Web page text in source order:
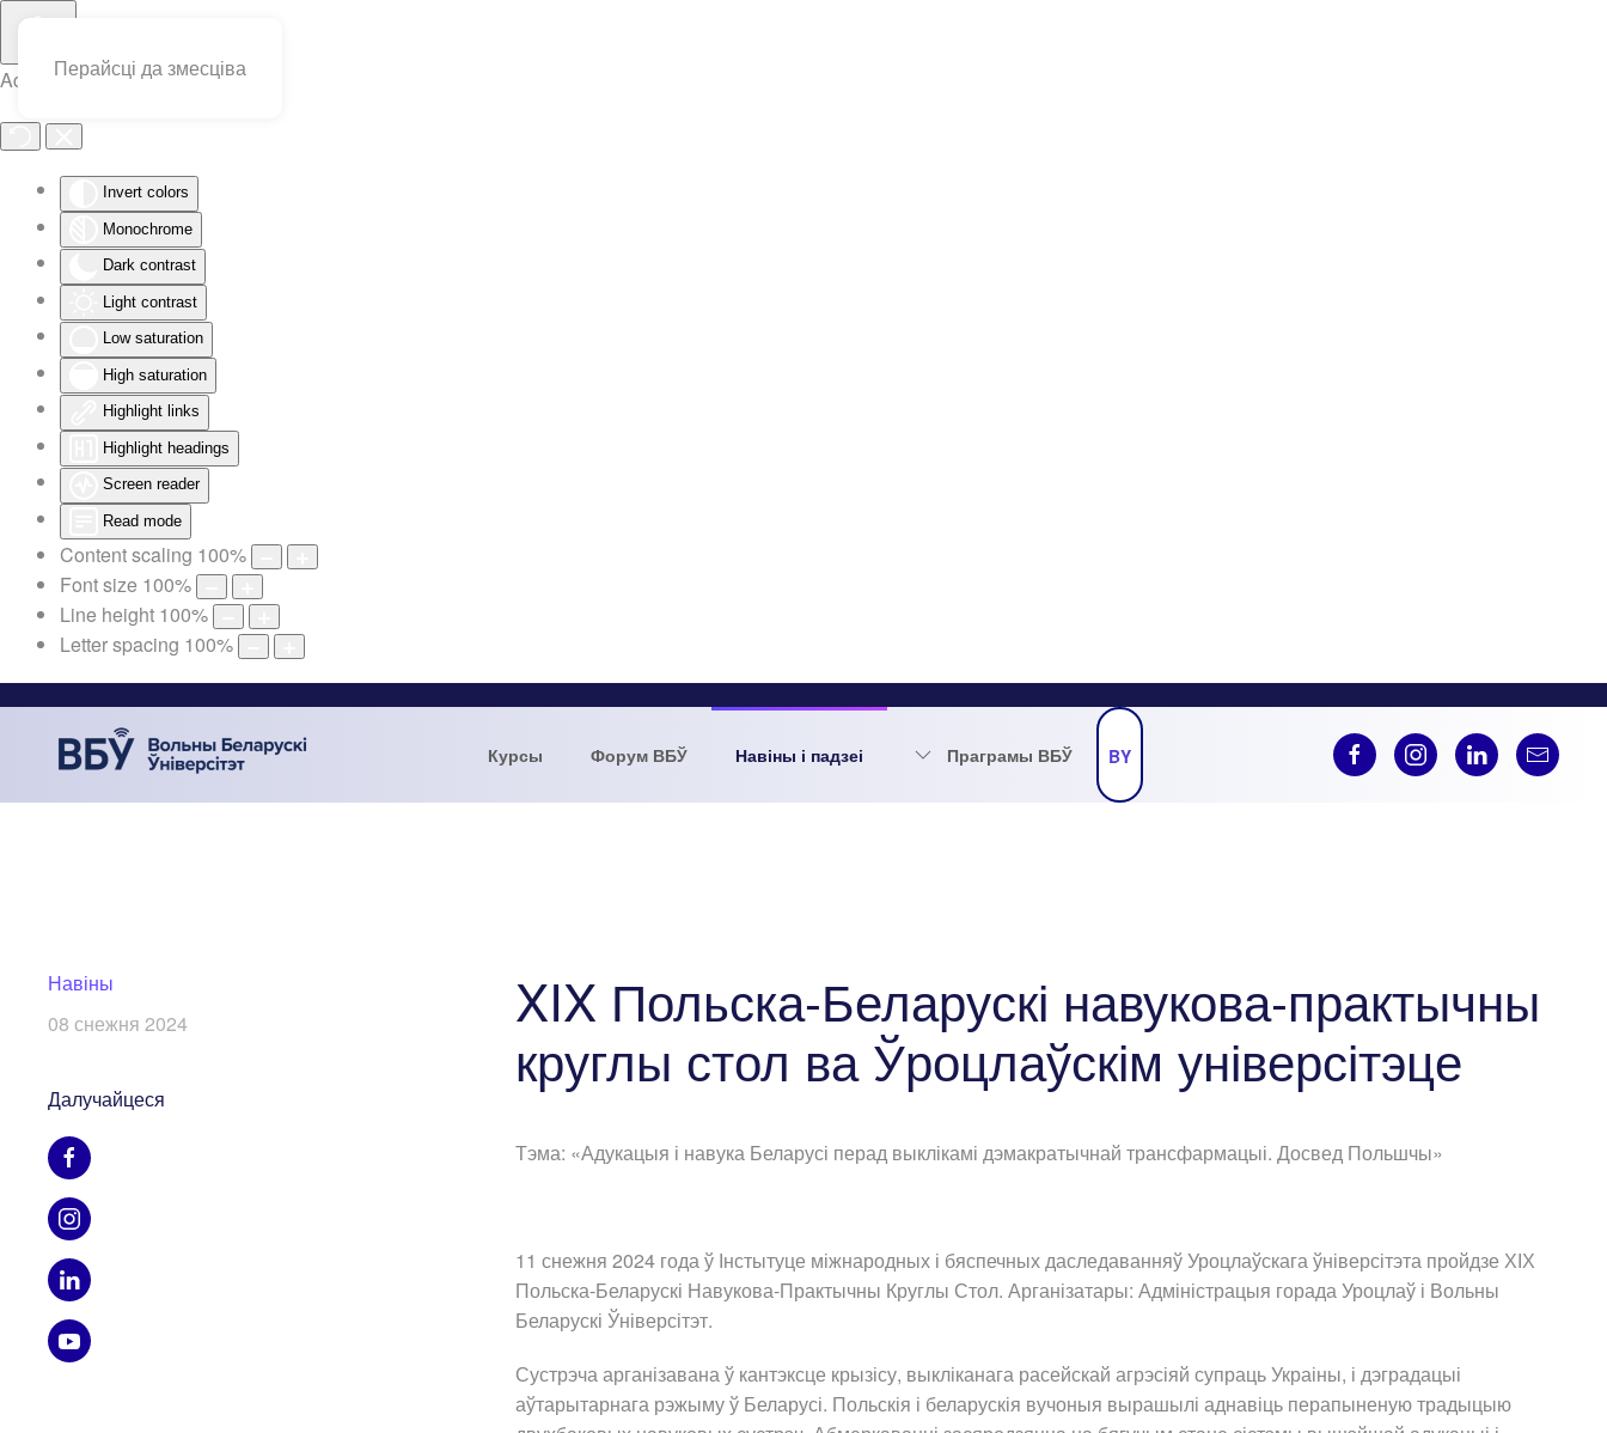
Accessibility Tools
Invert colors
Monochrome
Dark contrast
Light contrast
Low saturation
High saturation
Highlight links
Highlight headings
Screen reader
Read mode
Content scaling 100%
Font size 100%
Line height 100%
Letter spacing 100%
Перайсці да змесціва
Курсы Форум ВБЎ Навіны і падзеі Праграмы ВБЎ BY
Навіны
08 снежня 2024
Далучайцеся
XIX Польска-Беларускі навукова-практычны
круглы стол ва Ўроцлаўскім універсітэце
Тэма: «Адукацыя і навука Беларусі перад выклікамі дэмакратычнай трансфармацыі. Досвед Польшчы»
11 снежня 2024 года ў Інстытуце міжнародных і бяспечных даследаванняў Уроцлаўскага ўніверсітэта пройдзе ХІХ
Польска-Беларускі Навукова-Практычны Круглы Стол. Арганізатары: Адміністрацыя горада Уроцлаў і Вольны
Беларускі Ўніверсітэт.
Сустрэча арганізавана ў кантэксце крызісу, выкліканага расейскай агрэсіяй супраць Украіны, і дэградацыі
аўтарытарнага рэжыму ў Беларусі. Польскія і беларускія вучоныя вырашылі аднавіць перапыненую традыцыю